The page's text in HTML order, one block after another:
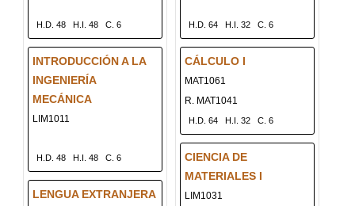
H.D. 48 H.I. 48 C. 6
INTRODUCCIÓN A LA
INGENIERÍA
MECÁNICA
LIM1011
H.D. 48 H.I. 48 C. 6
LENGUA EXTRANJERA
H.D. 64 H.I. 32 C. 6
CÁLCULO I
MAT1061
R. MAT1041
H.D. 64 H.I. 32 C. 6
CIENCIA DE
MATERIALES I
LIM1031